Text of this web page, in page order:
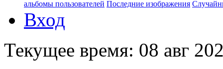
альбомы пользователей Последние изображения
Вход
Текущее время: 08 авг